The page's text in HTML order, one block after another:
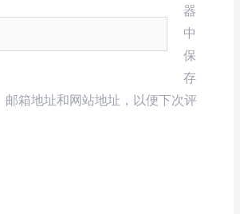
器
中
保
存
邮箱地址和网站地址，以便下次评